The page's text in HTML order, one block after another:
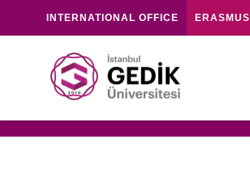
INTERNATIONAL OFFICE ERASMUS